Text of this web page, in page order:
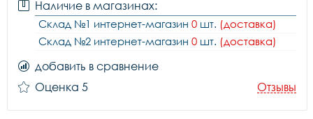
Наличие в магазинах:
Склад №1 интернет-магазин 0 шт. (доставка)
Склад №2 интернет-магазин 0 шт. (доставка)
добавить в сравнение
Оценка 5
Отзывы